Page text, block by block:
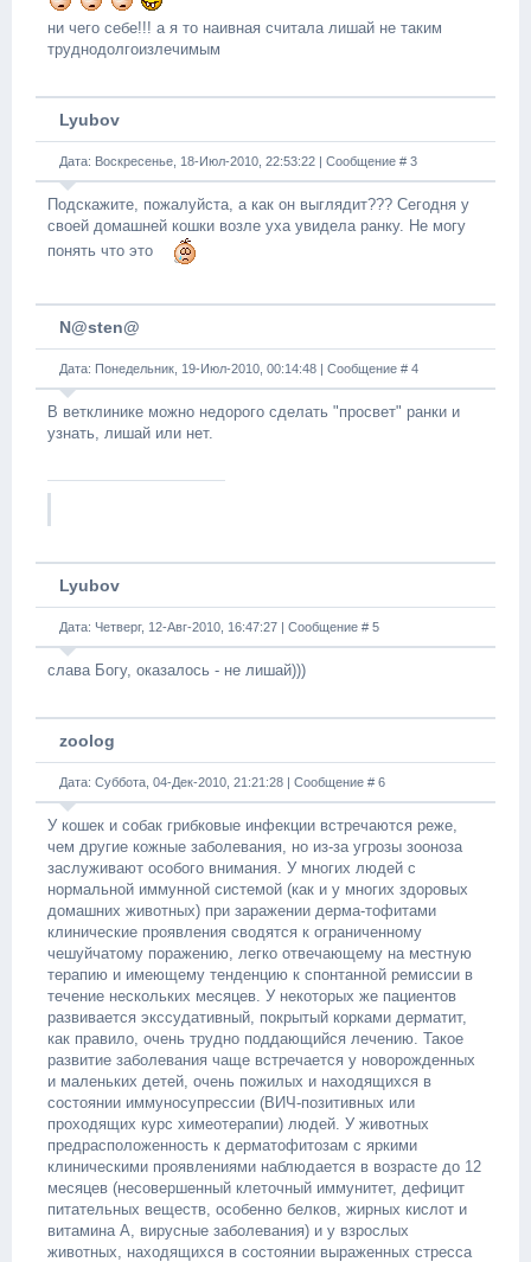
ни чего себе!!! а я то наивная считала лишай не таким
труднодолгоизлечимым
Lyubov
Дата: Воскресенье, 18-Июл-2010, 22:53:22 | Сообщение # 3
Подскажите, пожалуйста, а как он выглядит??? Сегодня у
своей домашней кошки возле уха увидела ранку. Не могу
понять что это
N@sten@
Дата: Понедельник, 19-Июл-2010, 00:14:48 | Сообщение # 4
В ветклинике можно недорого сделать "просвет" ранки и
узнать, лишай или нет.
Lyubov
Дата: Четверг, 12-Авг-2010, 16:47:27 | Сообщение # 5
слава Богу, оказалось - не лишай)))
zoolog
Дата: Суббота, 04-Дек-2010, 21:21:28 | Сообщение # 6
У кошек и собак грибковые инфекции встречаются реже,
чем другие кожные заболевания, но из-за угрозы зооноза
заслуживают особого внимания. У многих людей с
нормальной иммунной системой (как и у многих здоровых
домашних животных) при заражении дерма-тофитами
клинические проявления сводятся к ограниченному
чешуйчатому поражению, легко отвечающему на местную
терапию и имеющему тенденцию к спонтанной ремиссии в
течение нескольких месяцев. У некоторых же пациентов
развивается экссудативный, покрытый корками дерматит,
как правило, очень трудно поддающийся лечению. Такое
развитие заболевания чаще встречается у новорожденных
и маленьких детей, очень пожилых и находящихся в
состоянии иммуносупрессии (ВИЧ-позитивных или
проходящих курс химеотерапии) людей. У животных
предрасположенность к дерматофитозам с яркими
клиническими проявлениями наблюдается в возрасте до 12
месяцев (несовершенный клеточный иммунитет, дефицит
питательных веществ, особенно белков, жирных кислот и
витамина А, вирусные заболевания) и у взрослых
животных, находящихся в состоянии выраженных стресса